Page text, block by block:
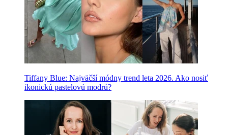
Tiffany Blue: Najväčší módny trend leta 2026. Ako nosiť
ikonickú pastelovú modrú?